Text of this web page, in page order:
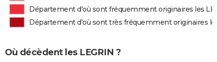
Département d'où sont fréquemment originaires les
Département d'où sont très fréquemment originaires
Où décèdent les LEGRIN ?